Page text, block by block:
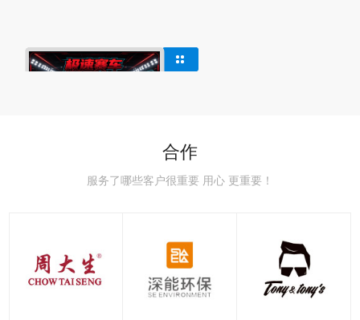
见误区，避开90%的
力学，读懂速度背后的
统科普，稳住极速的核
识点，决定圈速与安全
道详解，车友刷圈打卡
民用跑车的核心区别解
合作
服务了哪些客户很重要 用心 更重要！